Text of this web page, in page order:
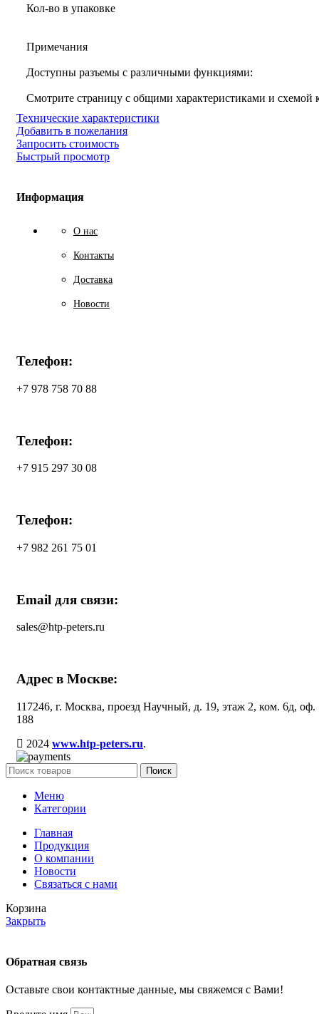
Кол-во в упаковке
Примечания
Доступны разъемы с различными функциями:
Смотрите страницу с общими характеристиками и схемой
Технические характеристики
Добавить в пожелания
Запросить стоимость
Быстрый просмотр
Информация
О нас
Контакты
Доставка
Новости
Телефон:
+7 978 758 70 88
Телефон:
+7 915 297 30 08
Телефон:
+7 982 261 75 01
Email для связи:
sales@htp-peters.ru
Адрес в Москве:
117246, г. Москва, проезд Научный, д. 19, этаж 2, ком. 6д, оф.
188
2024 www.htp-peters.ru.
Поиск
Меню
Категории
Главная
Продукция
О компании
Новости
Связаться с нами
Корзина
Закрыть
Обратная связь
Оставьте свои контактные данные, мы свяжемся с Вами!